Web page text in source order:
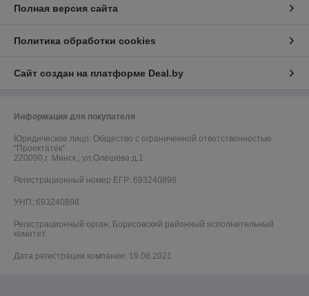
Полная версия сайта
Политика обработки cookies
Сайт создан на платформе Deal.by
Информация для покупателя
Юридическое лицо: Общество с ограниченной ответственностью
"Проектатек"
220090,г .Минск., ул.Олешева д.1
Регистрационный номер ЕГР: 693240898
УНП: 693240898
Регистрационный орган: Борисовский районный исполнительный
комитет
Дата регистрации компании: 19.08.2021